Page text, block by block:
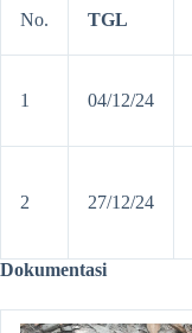
No. TGL
1 04/12/24
2 27/12/24
Dokumentasi